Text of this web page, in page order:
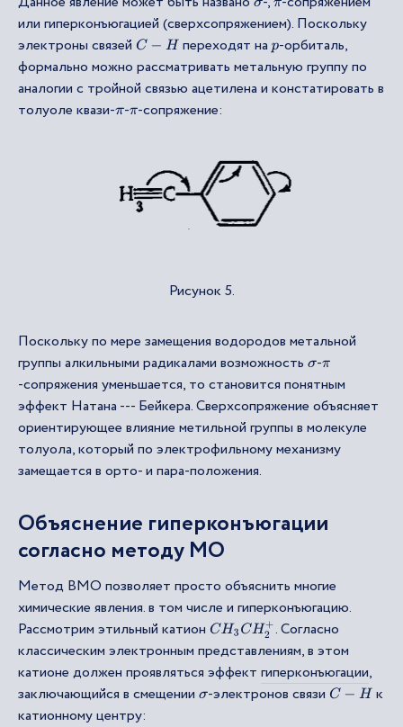
или гиперконъюгацией (сверхсопряжением). Поскольку
электроны связей C−H переходят наp-орбиталь,
формально можно рассматривать метальную группу по
аналогии с тройной связью ацетилена и констатировать в
толуоле квази-π-π-сопряжение:
Рисунок 5.
Поскольку по мере замещения водородов метальной
группы алкильными радикалами возможность σ-π
-сопряжения уменьшается, то становится понятным
эффект Натана --- Бейкера. Сверхсопряжение объясняет
ориентирующее влияние метильной группы в молекуле
толуола, который по электрофильному механизму
замещается в орто- и пара-положения.
Объяснение гиперконъюгации
согласно методу МО
Метод ВМО позволяет просто объяснить многие
химические явления. в том числе и гиперконъюгацию.
Рассмотрим этильный катион CH3CH2+. Согласно
классическим электронным представлениям, в этом
катионе должен проявляться эффект гиперконъюгации,
заключающийся в смещении σ-электронов связи C−H
к
катионному центру: